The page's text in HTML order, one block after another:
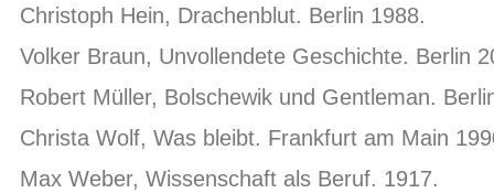
Christoph Hein, Drachenblut. Berlin 1988.
Volker Braun, Unvollendete Geschichte. Berlin
Robert Müller, Bolschewik und Gentleman.
Christa Wolf, Was bleibt. Frankfurt am Main
Max Weber, Wissenschaft als Beruf. 1917.